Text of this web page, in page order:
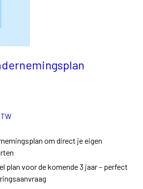
om direct je eigen
plan voor de komende 3 jaar – perfect